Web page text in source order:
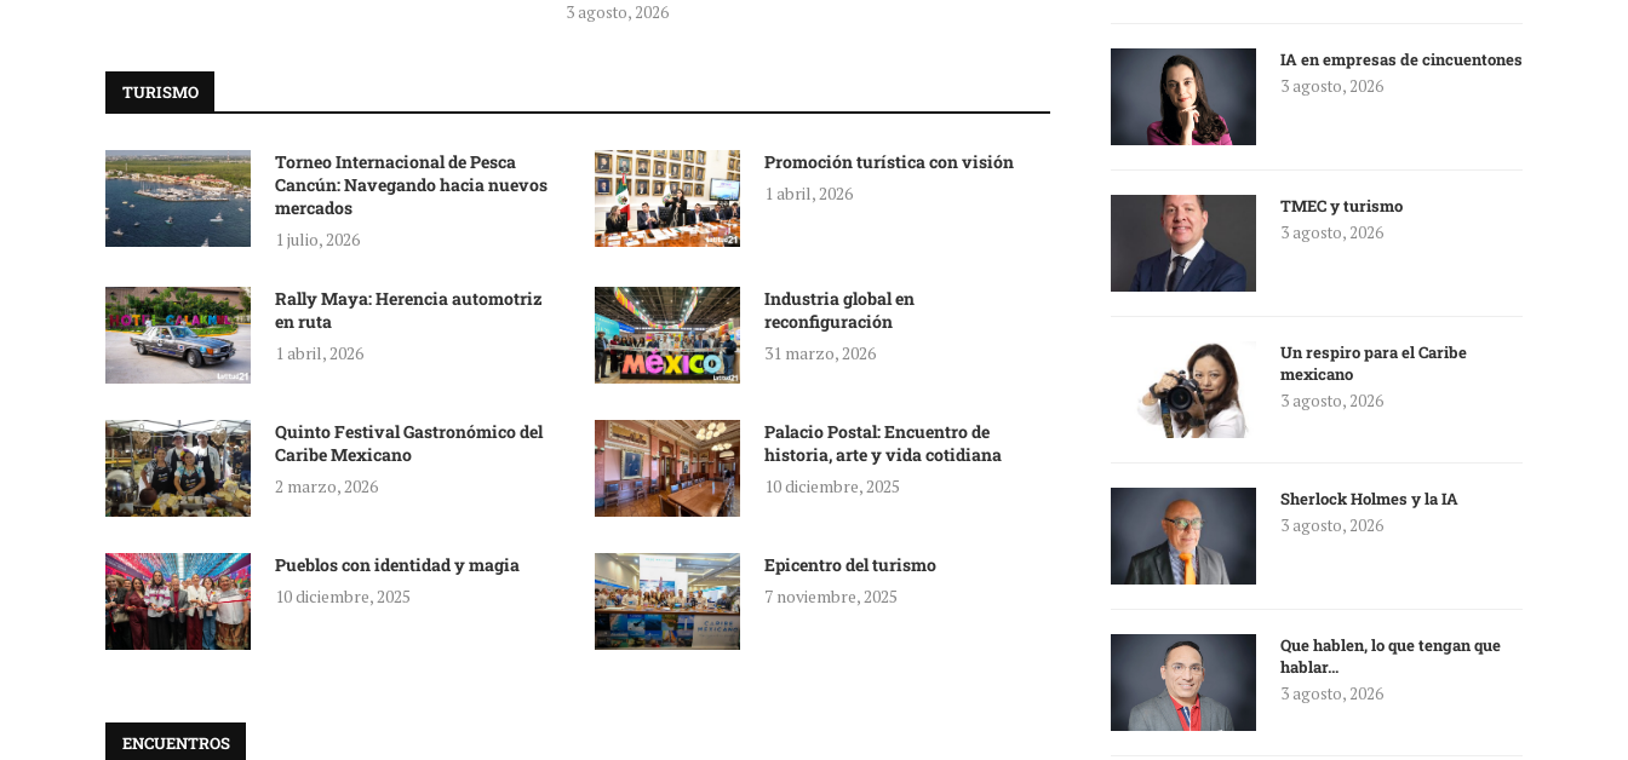
3 agosto, 2026
TURISMO
Torneo Internacional de Pesca
Cancún: Navegando hacia nuevos
mercados
1 julio, 2026
Promoción turística con visión
1 abril, 2026
Rally Maya: Herencia automotriz
en ruta
1 abril, 2026
Industria global en
reconfiguración
31 marzo, 2026
Quinto Festival Gastronómico del
Caribe Mexicano
2 marzo, 2026
Palacio Postal: Encuentro de
historia, arte y vida cotidiana
10 diciembre, 2025
Pueblos con identidad y magia
10 diciembre, 2025
Epicentro del turismo
7 noviembre, 2025
ENCUENTROS
IA en empresas de cincuentones
3 agosto, 2026
TMEC y turismo
3 agosto, 2026
Un respiro para el Caribe
mexicano
3 agosto, 2026
Sherlock Holmes y la IA
3 agosto, 2026
Que hablen, lo que tengan que
hablar…
3 agosto, 2026